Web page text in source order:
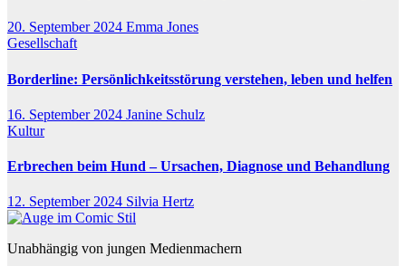
20. September 2024 Emma Jones
Gesellschaft
Borderline: Persönlichkeitsstörung verstehen, leben und helfen
16. September 2024 Janine Schulz
Kultur
Erbrechen beim Hund – Ursachen, Diagnose und Behandlung
12. September 2024 Silvia Hertz
Unabhängig von jungen Medienmachern